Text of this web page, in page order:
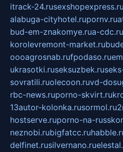
itrack-24.rusexshopexpress.ru
alabuga-cityhotel.rupornv.ru
bud-em-znakomye.rua-cdc.ru
korolevremont-market.ru
oooagrosnab.rufpodaso.ru
ukrasotki.ruseksuzbek.ru
sovratili.ruolecoon.ruvd-
rbc-news.ruporno-skvirt.ru
13autor-kolonka.rusormol.ru
hostserve.ruporno-na-
neznobi.rubigfatcc.ru
delfinet.rusilvernano.ru